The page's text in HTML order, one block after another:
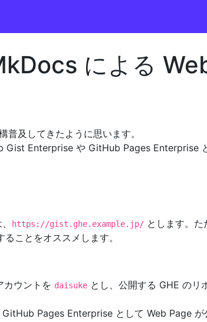
による
及してきたように思います。
Enterprise や GitHub Pages Enterprise
https://gist.ghe.example.jp/ とします。た
ことをオススメします。
カウントを daisuke とし、公開する GHE のリ
Pages Enterprise として Web Page が